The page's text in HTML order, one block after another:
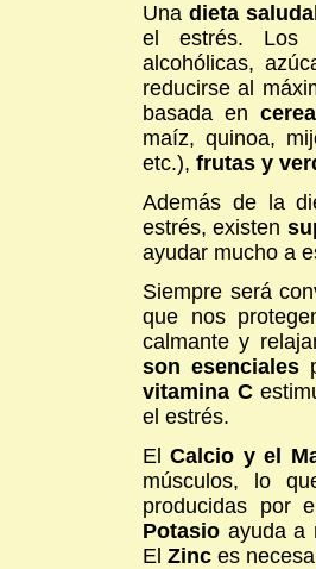
Una dieta
el estrés. Los
alcohólicas,
reducirse al
basada en
maíz, quinoa,
etc.), frutas y
Además de la
estrés, existen
ayudar mucho a
Siempre será
que nos
calmante y
son esenciales
vitamina C
el estrés.
El Calcio y el
músculos, lo
producidas por
Potasio ayuda a
El Zinc es